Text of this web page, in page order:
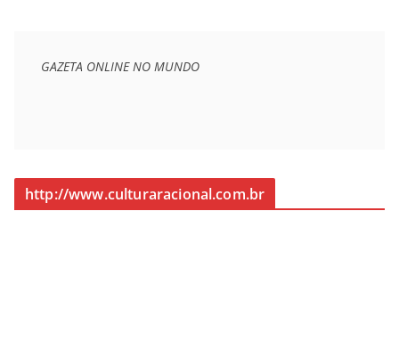
GAZETA ONLINE NO MUNDO
http://www.culturaracional.com.br